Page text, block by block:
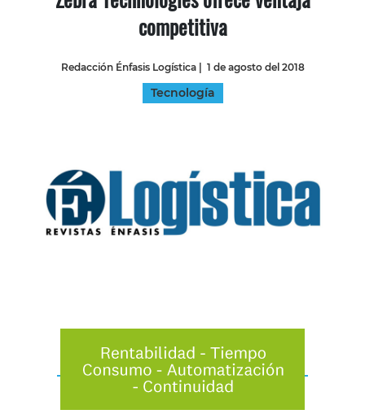
competitiva
Redacción Énfasis Logística| 1 de agosto del 2018
Tecnología